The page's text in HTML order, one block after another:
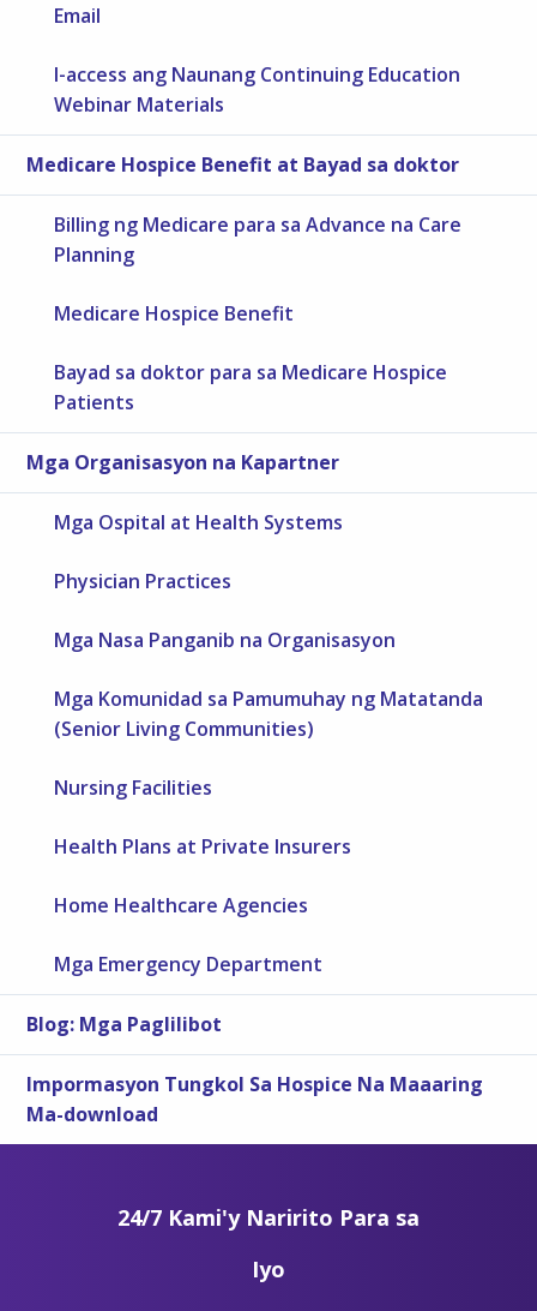
Email
I-access ang Naunang Continuing Education
Webinar Materials
Medicare Hospice Benefit at Bayad sa doktor
Billing ng Medicare para sa Advance na Care
Planning
Medicare Hospice Benefit
Bayad sa doktor para sa Medicare Hospice
Patients
Mga Organisasyon na Kapartner
Mga Ospital at Health Systems
Physician Practices
Mga Nasa Panganib na Organisasyon
Mga Komunidad sa Pamumuhay ng Matatanda
(Senior Living Communities)
Nursing Facilities
Health Plans at Private Insurers
Home Healthcare Agencies
Mga Emergency Department
Blog: Mga Paglilibot
Impormasyon Tungkol Sa Hospice Na Maaaring
Ma-download
24/7 Kami'y Naririto Para sa
Iyo